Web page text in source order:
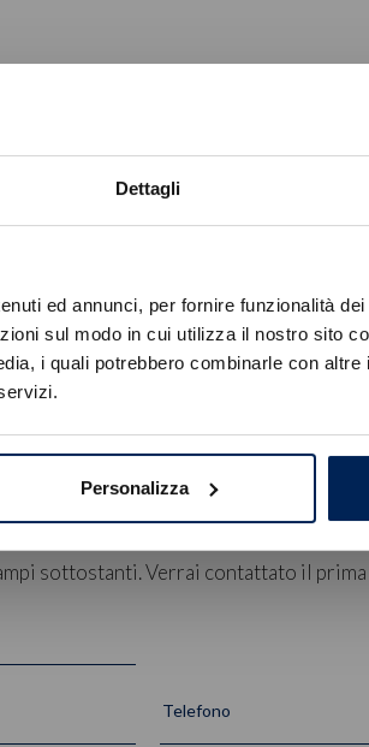
Dettagli
ed annunci, per fornire funzionalità
sul modo in cui utilizza il nostro sito
i quali potrebbero combinarle con
Personalizza
sottostanti. Verrai contattato il
Telefono
Errore
veicoli non riuscito
OK